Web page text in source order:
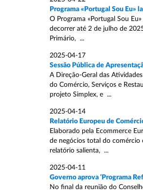
Programa «Portugal Sou Eu»
O Programa «Portugal Sou
decorrer até 2 de julho de
Primário, ...
2025-04-17
Sessão Pública de
A Direção-Geral das
do Comércio, Serviços e
projeto Simplex, e ...
2025-04-14
Relatório Europeu de
Elaborado pela Ecommerce
de negócios total do comércio
relatório salienta, ...
2025-04-11
Governo aprova ‘Programa
No final da reunião do